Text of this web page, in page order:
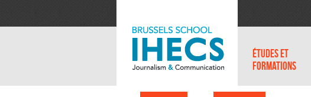
ÉTUDES ET
FORMATIONS